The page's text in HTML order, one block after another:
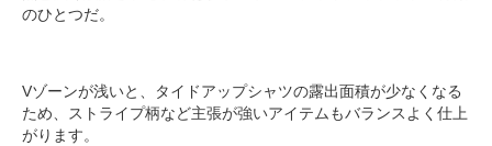
のひとつだ。
Vゾーンが浅いと、タイドアップシャツの露出面積が少なくなる
ため、ストライプ柄など主張が強いアイテムもバランスよく仕上
がります。